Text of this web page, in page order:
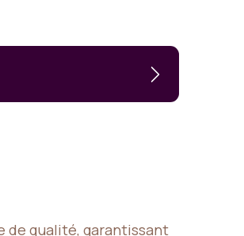
de qualité, garantissant